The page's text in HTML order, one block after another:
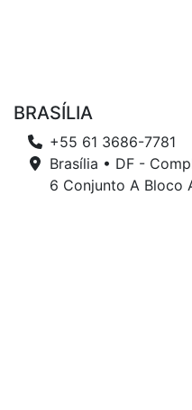
BRASÍLIA
+55 61 3686-7781
Brasília • DF -
6 Conjunto A Bloco